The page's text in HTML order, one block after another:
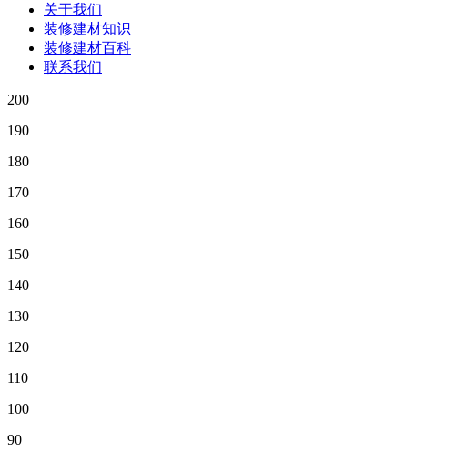
关于我们
装修建材知识
装修建材百科
联系我们
200
190
180
170
160
150
140
130
120
110
100
90